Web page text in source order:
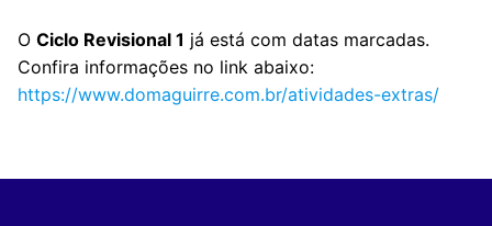
O Ciclo Revisional 1 já está com datas marcadas.
Confira informações no link abaixo:
https://www.domaguirre.com.br/atividades-extras/